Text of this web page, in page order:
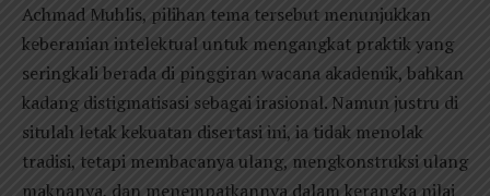
Achmad Muhlis, pilihan tema tersebut menunjukkan
keberanian intelektual untuk mengangkat praktik yang
seringkali berada di pinggiran wacana akademik, bahkan
kadang distigmatisasi sebagai irasional. Namun justru di
situlah letak kekuatan disertasi ini, ia tidak menolak
tradisi, tetapi membacanya ulang, mengkonstruksi ulang
maknanya, dan menempatkannya dalam kerangka nilai